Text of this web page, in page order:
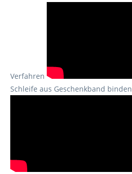
Verfahren
Schleife aus Geschenkband binden